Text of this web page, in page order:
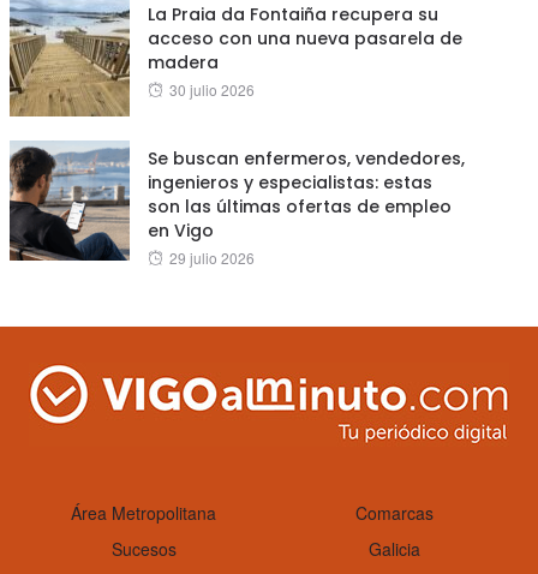
La Praia da Fontaiña recupera su
acceso con una nueva pasarela de
madera
Posted
30 julio 2026
Se buscan enfermeros, vendedores,
ingenieros y especialistas: estas
son las últimas ofertas de empleo
en Vigo
Posted
29 julio 2026
Área Metropolitana
Comarcas
Sucesos
Galicia